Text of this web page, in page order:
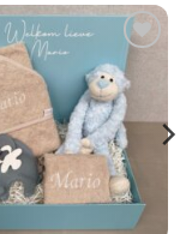
Toevoegen
aan
verlanglijst